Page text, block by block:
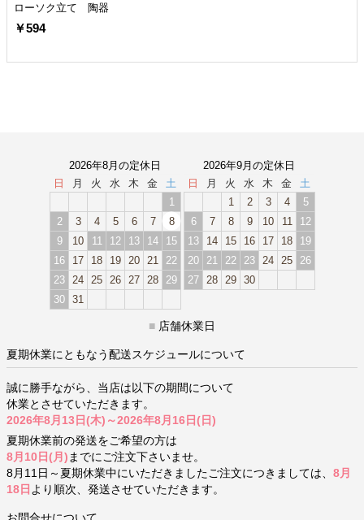
ローソク立て 陶器
￥594
2026年8月の定休日
日
月 火 水 木 金
土
1
2
3 4 5 6 7
8
9
10 11 12 13 14
15
16
17 18 19 20 21
22
23
24 25 26 27 28
29
30 31
2026年9月の定休日
日
月 火 水 木 金
土
1
2 3 4
5
6
7 8 9 10 11
12
13
14 15 16 17 18
19
20
21 22 23 24 25
26
27
28 29 30
■ 店舗休業日
夏期休業にともなう配送スケジュールについて
誠に勝手ながら、当店は以下の期間について
休業とさせていただきます。
2026年8月13日(木)～2026年8月16日(日)
夏期休業前の発送をご希望の方は
8月10日(月) までにご注文下さいませ。
8月11日～夏期休業中にいただきましたご注文につきましては、 8月
18日 より順次、発送させていただきます。